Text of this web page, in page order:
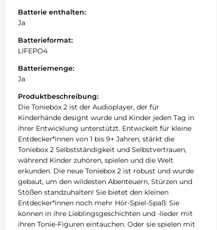
Batterie enthalten:
Ja
Batterieformat:
LIFEPO4
Batteriemenge:
Ja
Produktbeschreibung:
Die Toniebox 2 ist der Audioplayer, der für
Kinderhände designt wurde und Kinder jeden Tag in
ihrer Entwicklung unterstützt. Entwickelt für kleine
Entdecker*innen von 1 bis 9+ Jahren, stärkt die
Toniebox 2 Selbstständigkeit und Selbstvertrauen,
während Kinder zuhören, spielen und die Welt
erkunden. Die neue Toniebox 2 ist robust und wurde
gebaut, um den wildesten Abenteuern, Stürzen und
Stößen standzuhalten! Sie bietet den kleinen
Entdecker*innen noch mehr Hör-Spiel-Spaß: Sie
können in ihre Lieblingsgeschichten und -lieder mit
ihren Tonie-Figuren eintauchen. Oder sie spielen mit